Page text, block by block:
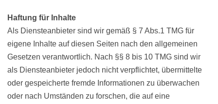
Haftung für Inhalte
Als Diensteanbieter sind wir gemäß § 7 Abs.1 TMG für
eigene Inhalte auf diesen Seiten nach den allgemeinen
Gesetzen verantwortlich. Nach §§ 8 bis 10 TMG sind wir
als Diensteanbieter jedoch nicht verpflichtet, übermittelte
oder gespeicherte fremde Informationen zu überwachen
oder nach Umständen zu forschen, die auf eine